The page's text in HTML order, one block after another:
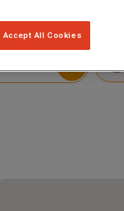
Accept All Cookies